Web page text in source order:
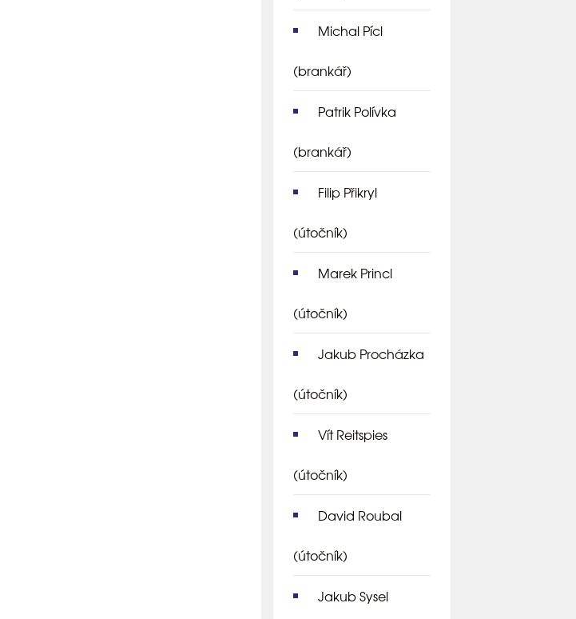
Michal Pícl
(brankář)
Patrik Polívka
(brankář)
Filip Přikryl
(útočník)
Marek Princl
(útočník)
Jakub Procházka
(útočník)
Vít Reitspies
(útočník)
David Roubal
(útočník)
Jakub Sysel